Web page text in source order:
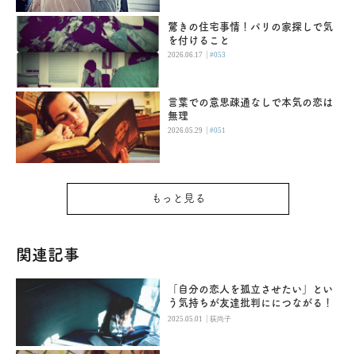
驚きの住宅事情！パリの家探しで気
を付けること
2026.06.17 |#053
言葉での意思疎通なしで本気の恋は
無理
2026.05.29 |#051
もっと見る
関連記事
「自分の恋人を孤立させたい」とい
う気持ちが友達批判ににつながる！
2025.05.01 |荻尚子